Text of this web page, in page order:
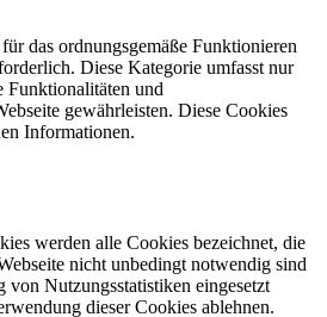
das ordnungsgemäße Funktionieren
Diese Kategorie umfasst nur
Funktionalitäten und
gewährleisten. Diese Cookies
Informationen.
werden alle Cookies bezeichnet, die
nicht unbedingt notwendig sind
von Nutzungsstatistiken eingesetzt
dieser Cookies ablehnen.